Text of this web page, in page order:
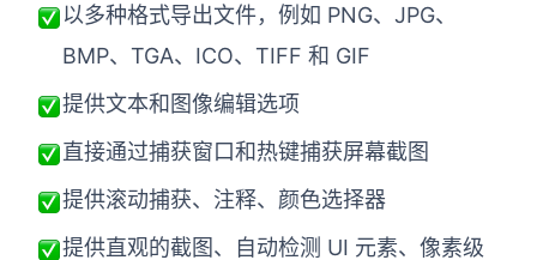
以多种格式导出文件，例如 PNG、JPG、
BMP、TGA、ICO、TIFF 和 GIF
提供文本和图像编辑选项
直接通过捕获窗口和热键捕获屏幕截图
提供滚动捕获、注释、颜色选择器
提供直观的截图、自动检测 UI 元素、像素级